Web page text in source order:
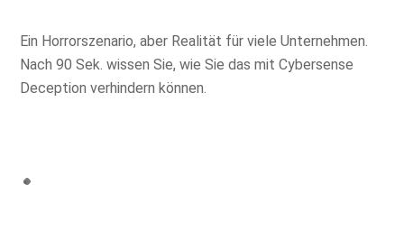
Ein Horrorszenario, aber Realität für viele Unternehmen.
Nach 90 Sek. wissen Sie, wie Sie das mit Cybersense
Deception verhindern können.